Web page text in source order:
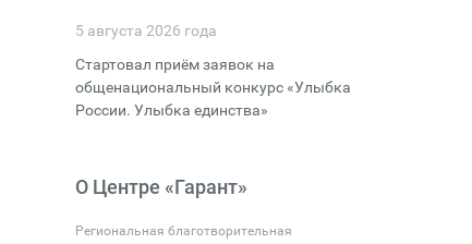
5 августа 2026 года
Стартовал приём заявок на
общенациональный конкурс «Улыбка
России. Улыбка единства»
О Центре «Гарант»
Региональная благотворительная